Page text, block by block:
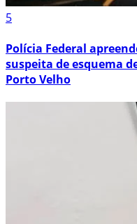
5
Polícia Federal
suspeita de esquema
Porto Velho